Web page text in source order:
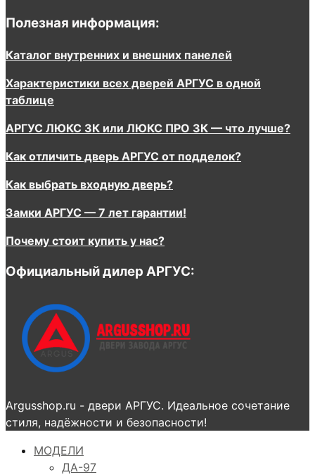
Полезная информация:
Каталог внутренних и внешних панелей
Характеристики всех дверей АРГУС в одной
таблице
АРГУС ЛЮКС 3К или ЛЮКС ПРО 3К — что лучше?
Как отличить дверь АРГУС от подделок?
Как выбрать входную дверь?
Замки АРГУС — 7 лет гарантии!
Почему стоит купить у нас?
Официальный дилер АРГУС:
Argusshop.ru - двери АРГУС. Идеальное сочетание
стиля, надёжности и безопасности!
МОДЕЛИ
ДА-97